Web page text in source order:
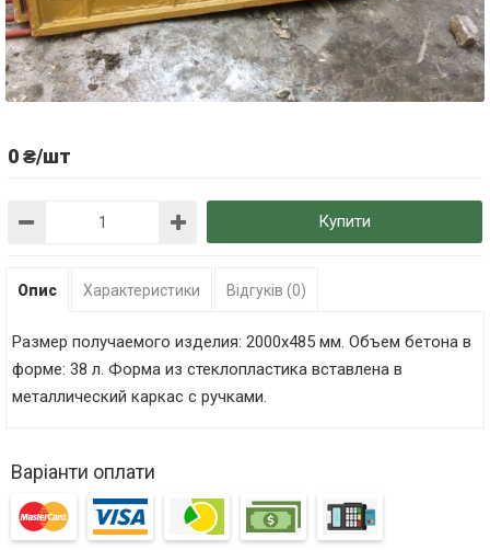
0 ₴/шт
Купити
Опис Характеристики Відгуків (0)
Размер получаемого изделия: 2000х485 мм. Объем бетона в
форме: 38 л. Форма из стеклопластика вставлена в
металлический каркас с ручками.
Варіанти оплати